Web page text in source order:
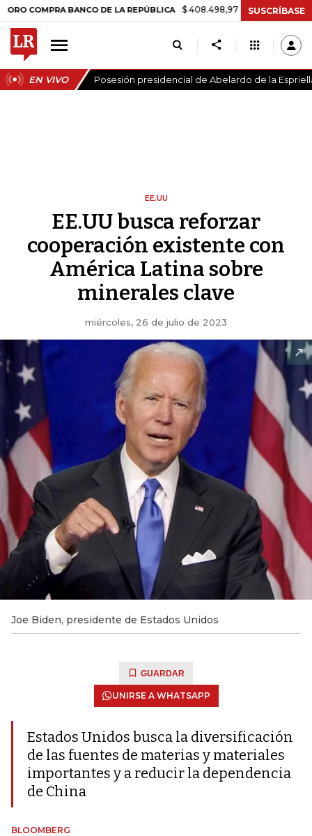
BANCO DE LA REPÚBLICA $ 408.498,97 +$ 8.753,81 +2,19%
SUSCRÍBASE
EN VIVO Posesión presidencial de Abelardo de la
EE.UU
EE.UU busca reforzar
cooperación existente con
América Latina sobre
minerales clave
miércoles, 26 de julio de 2023
Joe Biden, presidente de Estados Unidos
GUARDAR
UNIRSE A WHATSAPP
Estados Unidos busca la diversificación
de las fuentes de materias y materiales
importantes y a reducir la dependencia
de China
BLOOMBERG